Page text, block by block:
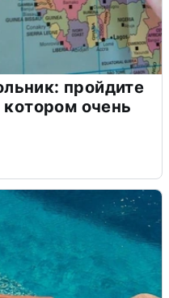
пройдите
котором очень